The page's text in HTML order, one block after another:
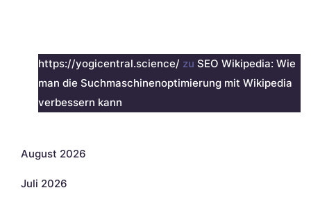
https://yogicentral.science/ zu SEO Wikipedia: Wie
man die Suchmaschinenoptimierung mit Wikipedia
verbessern kann
August 2026
Juli 2026